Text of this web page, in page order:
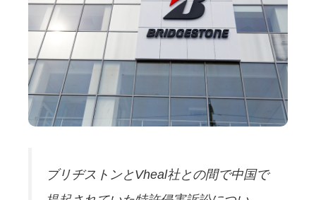
ブリヂストンとVheal社との間で中国で